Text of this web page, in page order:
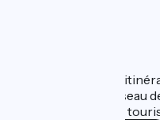
ViaRhôna est un
promu par un réseau
leurs institutions